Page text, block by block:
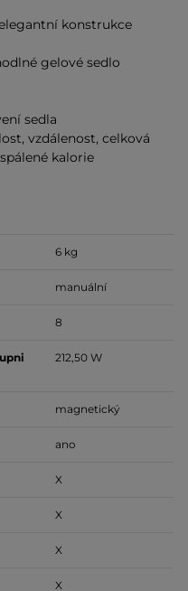
konstrukce
gelové sedlo
sedla
vzdálenost, celková
kalorie
6 kg
manuální
8
212,50 W
magnetický
ano
X
X
X
X